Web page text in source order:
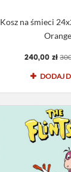
Kosz na śmieci
240,00 zł
DODAJ